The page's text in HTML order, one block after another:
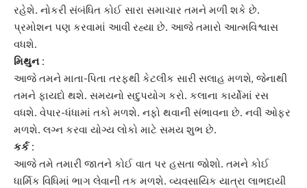
રહેશે. નોકરી સંબંધિત કોઈ સારા સમાચાર તમને મળી શકે છે.
પ્રમોશન પણ કરવામાં આવી રહ્યા છે. આજે તમારો આત્મવિશ્વાસ
વધશે.
મિથુન :
આજે તમને માતા-પિતા તરફથી કેટલીક સારી સલાહ મળશે, જેનાથી
તમને ફાયદો થશે. સમયનો સદુપયોગ કરો. કલાના કાર્યોમાં રસ
વધશે. વેપાર-ધંધામાં તકો મળશે. નફો થવાની સંભાવના છે. નવી ઓફર
મળશે. લગ્ન કરવા યોગ્ય લોકો માટે સમય શુભ છે.
કર્ક :
આજે તમે તમારી જાતને કોઈ વાત પર હસતા જોશો. તમને કોઈ
ધાર્મિક વિધિમાં ભાગ લેવાની તક મળશે. વ્યવસાયિક યાત્રા લાભદાયી